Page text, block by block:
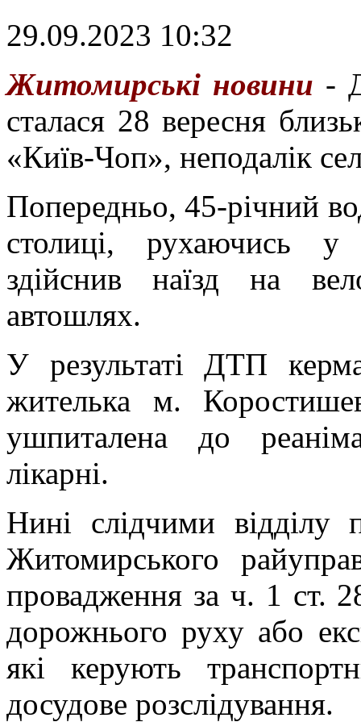
29.09.2023 10:32
Житомирські новини -
сталася 28 вересня
«Київ-Чоп», неподалік
Попередньо, 45-річний
столиці, рухаючись
здійснив наїзд на
автошлях.
У результаті ДТП
жителька м.
ушпиталена до
лікарні.
Нині слідчими
Житомирського
провадження за ч. 1 ст.
дорожнього руху або
які керують
досудове розслідування.